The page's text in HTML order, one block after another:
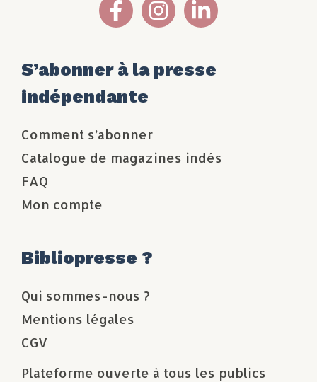
S’abonner à la presse
indépendante
Comment s’abonner
Catalogue de magazines indés
FAQ
Mon compte
Bibliopresse ?
Qui sommes-nous ?
Mentions légales
CGV
Plateforme ouverte à tous les publics